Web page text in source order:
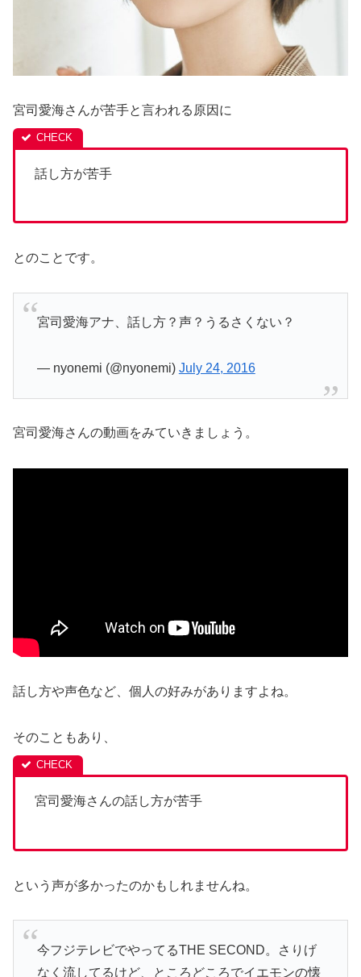
宮司愛海さんが苦手と言われる原因に
話し方が苦手
とのことです。
宮司愛海アナ、話し方？声？うるさくない？
— nyonemi (@nyonemi) July 24, 2016
宮司愛海さんの動画をみていきましょう。
話し方や声色など、個人の好みがありますよね。
そのこともあり、
宮司愛海さんの話し方が苦手
という声が多かったのかもしれませんね。
今フジテレビでやってるTHE SECOND。さりげ
なく流してるけど、ところどころでイエモンの懐